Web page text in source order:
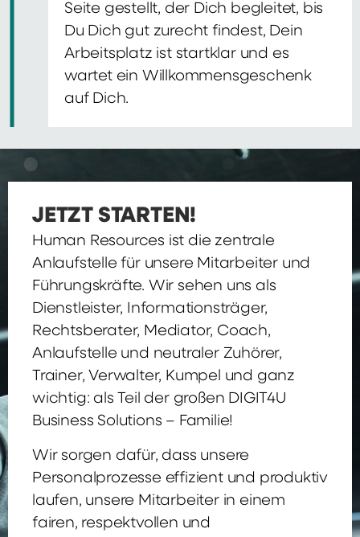
Seite gestellt, der Dich begleitet, bis
Du Dich gut zurecht findest, Dein
Arbeitsplatz ist startklar und es
wartet ein Willkommensgeschenk
auf Dich.
JETZT STARTEN!
Human Resources ist die zentrale
Anlaufstelle für unsere Mitarbeiter und
Führungskräfte. Wir sehen uns als
Dienstleister, Informationsträger,
Rechtsberater, Mediator, Coach,
Anlaufstelle und neutraler Zuhörer,
Trainer, Verwalter, Kumpel und ganz
wichtig: als Teil der großen DIGIT4U
Business Solutions – Familie!
Wir sorgen dafür, dass unsere
Personalprozesse effizient und produktiv
laufen, unsere Mitarbeiter in einem
fairen, respektvollen und